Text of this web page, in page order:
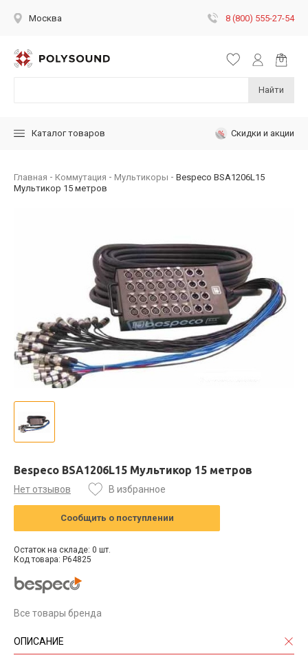
Москва 8 (800) 555-27-54
Найти
Каталог товаров Скидки и акции
Главная Коммутация Мультикоры
Bespeco BSA1206L15
Мультикор 15 метров
Bespeco BSA1206L15 Мультикор 15 метров
Нет отзывов В избранное
Сообщить о поступлении
Остаток на складе: 0 шт.
Код товара: P64825
Все товары бренда
ОПИСАНИЕ